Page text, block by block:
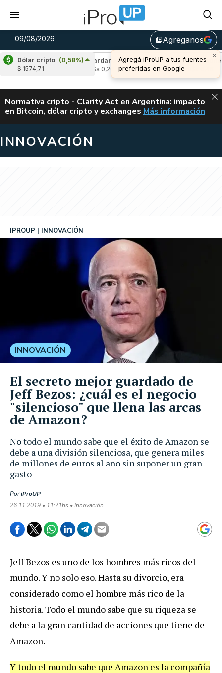
09/08/2026 library_addAgreganos
×
Agregá iProUP a tus fuentes
preferidas en Google
Dólar cripto (0,58%)
$ 1574,71
(0,29%)
Cardano (-1,52%)
u$s 0,20
Avalanche
(-
u$s 6,46
ALERTA
Normativa cripto - Clarity Act en Argentina: impacto
en Bitcoin, dólar cripto y exchanges CLARITY ACT EN
Más información
INNOVACIÓN
No todo el mundo sabe que el éxito de Amazon se
debe a una división silenciosa, que genera miles
de millones de euros al año sin suponer un gran
gasto
IPROUP INNOVACIÓN
PoriProUP
26.11.2019 • 11:21hs • Innovación
INNOVACIÓN
El secreto mejor guardado de
Jeff Bezos: ¿cuál es el negocio
"silencioso" que llena las arcas
de Amazon?
Jeff Bezos es uno de los hombres más ricos del
mundo. Y no solo eso. Hasta su divorcio, era
considerado como el hombre más rico de la
historia. Todo el mundo sabe que su riqueza se
debe a la gran cantidad de acciones que tiene de
Amazon.
Y todo el mundo sabe que Amazon es la compañía